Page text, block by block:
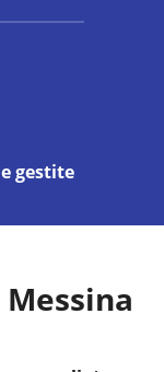
gestite
Messina